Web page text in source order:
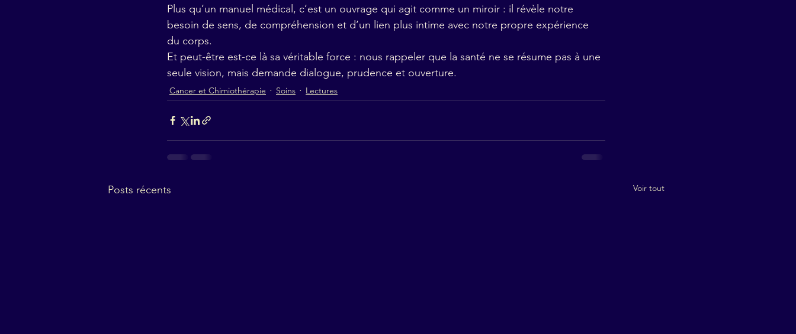
Plus qu’un manuel médical, c’est un ouvrage qui agit comme un miroir : il révèle notre
besoin de sens, de compréhension et d’un lien plus intime avec notre propre expérience
du corps.
Et peut-être est-ce là sa véritable force : nous rappeler que la santé ne se résume pas à une
seule vision, mais demande dialogue, prudence et ouverture.
Cancer et Chimiothérapie Soins Lectures
Posts récents Voir tout